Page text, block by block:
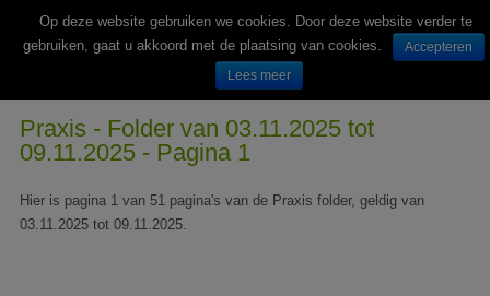
Wekelijks nieuwe folders van Nederlandse supermarkten en winkels
Praxis - Folder van 03.11.2025 tot
09.11.2025 - Pagina 1
Hier is pagina 1 van 51 pagina's van de Praxis folder, geldig van
03.11.2025 tot 09.11.2025.
Op deze website gebruiken we cookies. Door deze website verder te
gebruiken, gaat u akkoord met de plaatsing van cookies.
Accepteren
Lees meer